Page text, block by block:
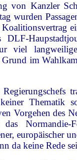
von Kanzler
wurden
viel
im
Thematik
Vorgehen des
Normandie-
europäischer
da keine Rede